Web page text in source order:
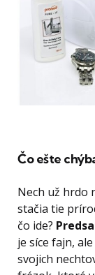
Čo ešte
Nech už hrdo
stačia tie
čo ide?
je síce fajn,
svojich